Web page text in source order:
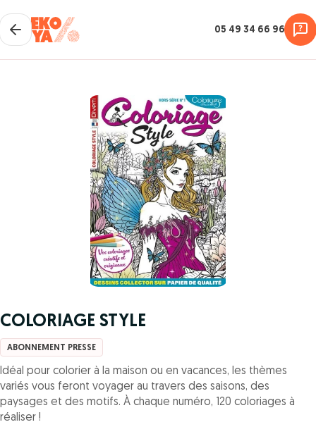
05 49 34 66 96
COLORIAGE STYLE
ABONNEMENT PRESSE
Idéal pour colorier à la maison ou en vacances, les thèmes
variés vous feront voyager au travers des saisons, des
paysages et des motifs. À chaque numéro, 120 coloriages à
réaliser !